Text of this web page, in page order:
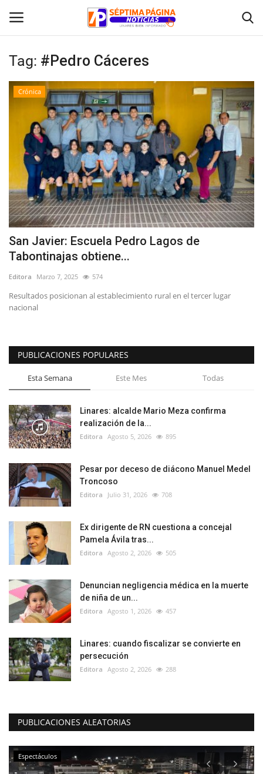
Inicio
Policial
Tribunales
Deporte
Política
Espectáculos
Tag: #Pedro Cáceres
Crónica
San Javier: Escuela Pedro Lagos de
Tabontinajas obtiene...
Editora Marzo 7, 2025 574
Resultados posicionan al establecimiento rural en el tercer lugar
nacional
PUBLICACIONES POPULARES
Esta Semana Este Mes Todas
Linares: alcalde Mario Meza confirma
realización de la...
Editora Agosto 5, 2026 895
Pesar por deceso de diácono Manuel Medel
Troncoso
Editora Julio 31, 2026 708
Ex dirigente de RN cuestiona a concejal
Pamela Ávila tras...
Editora Agosto 2, 2026 505
Denuncian negligencia médica en la muerte
de niña de un...
Editora Agosto 1, 2026 457
Linares: cuando fiscalizar se convierte en
persecución
Editora Agosto 2, 2026 288
PUBLICACIONES ALEATORIAS
Espectáculos